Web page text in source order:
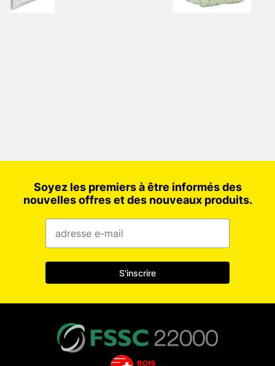
Soyez les premiers à être informés des
nouvelles offres et des nouveaux produits.
S'inscrire